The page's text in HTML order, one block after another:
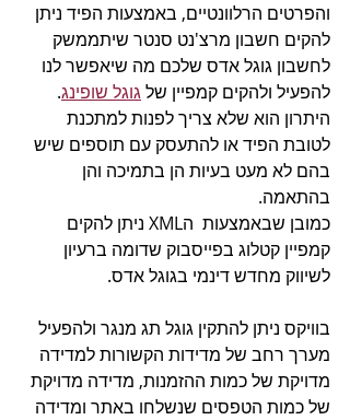
והפרטים הרלוונטיים, באמצעות הפיד ניתן
להקים חשבון מרצ'נט סנטר שיתממשק
לחשבון גוגל אדס שלכם מה שיאפשר לנו
להפעיל ולהקים קמפיין של גוגל שופינג.
היתרון הוא שלא צריך לפנות למתכנת
לטובת הפיד או להתעסק עם תוספים שיש
בהם לא מעט בעיות הן בתמיכה והן
בהתאמה.
כמובן שבאמצעות  הXML ניתן להקים
קמפיין קטלוג בפייסבוק שדומה ברעיון
לשיווק מחדש דינמי בגוגל אדס.
בוויקס ניתן להתקין גוגל תג מנגר ולהפעיל
מערך רחב של מדידות הקשורות למדידה
מדויקת של כמות ההזמנות, מדידה מדויקת
של כמות הטפסים שנשלחו באתר ומדידה